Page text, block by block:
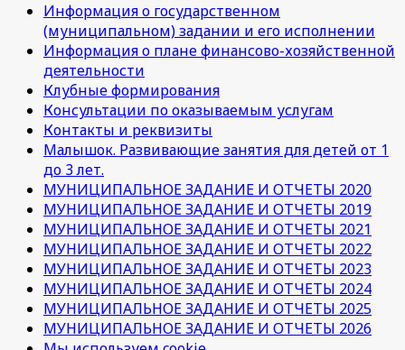
Информация о государственном
(муниципальном) задании и его исполнении
Информация о плане финансово-хозяйственной
деятельности
Клубные формирования
Консультации по оказываемым услугам
Контакты и реквизиты
Малышок. Развивающие занятия для детей от 1
до 3 лет.
МУНИЦИПАЛЬНОЕ ЗАДАНИЕ И ОТЧЕТЫ 2020
МУНИЦИПАЛЬНОЕ ЗАДАНИЕ И ОТЧЕТЫ 2019
МУНИЦИПАЛЬНОЕ ЗАДАНИЕ И ОТЧЕТЫ 2021
МУНИЦИПАЛЬНОЕ ЗАДАНИЕ И ОТЧЕТЫ 2022
МУНИЦИПАЛЬНОЕ ЗАДАНИЕ И ОТЧЕТЫ 2023
МУНИЦИПАЛЬНОЕ ЗАДАНИЕ И ОТЧЕТЫ 2024
МУНИЦИПАЛЬНОЕ ЗАДАНИЕ И ОТЧЕТЫ 2025
МУНИЦИПАЛЬНОЕ ЗАДАНИЕ И ОТЧЕТЫ 2026